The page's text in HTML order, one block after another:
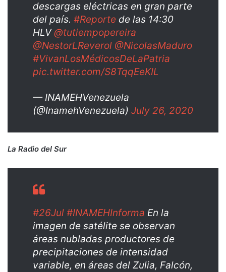
descargas eléctricas en gran parte
del país. #Reporte de las 14:30
HLV@tutiempopereira
@NestorLReverol @NicolasMaduro
#VivanLosMédicosDeLaPatria
pic.twitter.com/S8TqqEeKIL
— INAMEHVenezuela
(@InamehVenezuela) July 26, 2020
La Radio del Sur
#26Jul #INAMEHInforma En la
imagen de satélite se observan
áreas nubladas productores de
precipitaciones de intensidad
variable, en áreas del Zulia, Falcón,